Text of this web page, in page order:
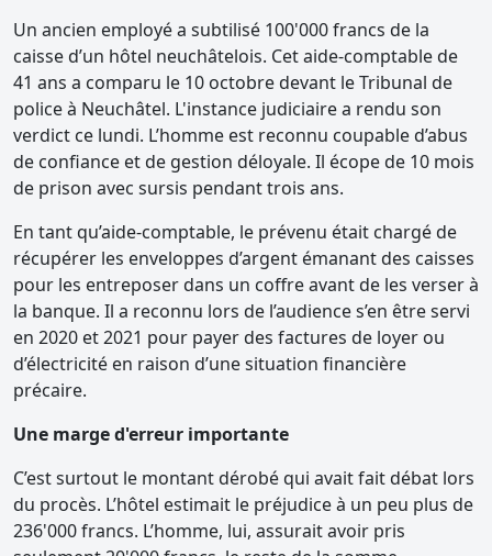
Un ancien employé a subtilisé 100'000 francs de la
caisse d’un hôtel neuchâtelois. Cet aide-comptable de
41 ans a comparu le 10 octobre devant le Tribunal de
police à Neuchâtel. L'instance judiciaire a rendu son
verdict ce lundi. L’homme est reconnu coupable d’abus
de confiance et de gestion déloyale. Il écope de 10 mois
de prison avec sursis pendant trois ans.
En tant qu’aide-comptable, le prévenu était chargé de
récupérer les enveloppes d’argent émanant des caisses
pour les entreposer dans un coffre avant de les verser à
la banque. Il a reconnu lors de l’audience s’en être servi
en 2020 et 2021 pour payer des factures de loyer ou
d’électricité en raison d’une situation financière
précaire.
Une marge d'erreur importante
C’est surtout le montant dérobé qui avait fait débat lors
du procès. L’hôtel estimait le préjudice à un peu plus de
236'000 francs. L’homme, lui, assurait avoir pris